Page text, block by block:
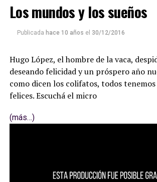
Los mundos y los sueños
Publicada hace 10 años el 30/12/2016
Hugo López, el hombre de la vaca,
deseando felicidad y un próspero año
como dicen los colifatos, todos tenemos
felices. Escuchá el micro
(más…)